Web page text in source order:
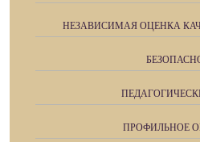
НЕЗАВИСИМАЯ ОЦЕНКА
ПРОФИЛЬНОЕ